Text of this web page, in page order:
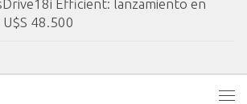
Efficient: lanzamiento en
48.500